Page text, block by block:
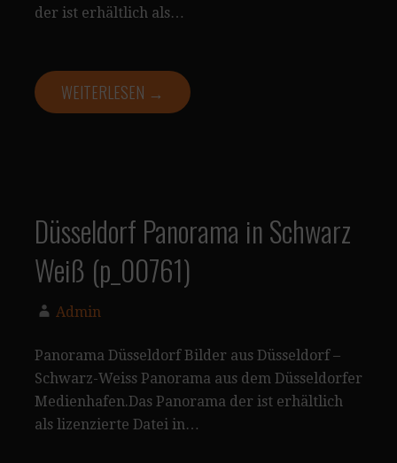
der ist erhältlich als…
WEITERLESEN →
Düsseldorf Panorama in Schwarz
Weiß (p_00761)
Admin
Panorama Düsseldorf Bilder aus Düsseldorf –
Schwarz-Weiss Panorama aus dem Düsseldorfer
Medienhafen.Das Panorama der ist erhältlich
als lizenzierte Datei in…